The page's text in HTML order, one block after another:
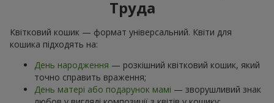
Труда
Квітковий кошик — формат універсальний. Квіти для
кошика підходять на:
День народження — розкішний квітковий кошик, який
точно справить враження;
День матері або подарунок мамі — зворушливий знак